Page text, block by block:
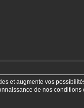
et augmente vos
de nos